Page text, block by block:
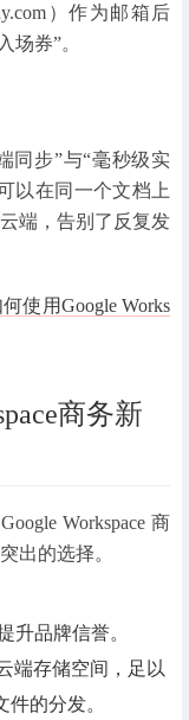
）作为邮箱后
场券”。
同步”与“毫秒级实
以在同一个文档上
端，告别了反复发
使用Google Works
商务新
Workspace 商
出的选择。
升品牌信誉。
端存储空间，足以
的分发。